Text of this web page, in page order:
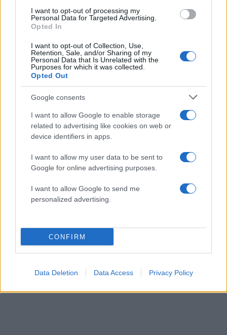
I want to opt-out of processing my
Personal Data for Targeted Advertising.
Opted In
I want to opt-out of Collection, Use,
Retention, Sale, and/or Sharing of my
Personal Data that Is Unrelated with the
Purposes for which it was collected.
Opted Out
Google consents
I want to allow Google to enable storage
related to advertising like cookies on web or
device identifiers in apps.
I want to allow my user data to be sent to
Google for online advertising purposes.
I want to allow Google to send me
personalized advertising.
CONFIRM
Data Deletion Data Access Privacy Policy
08.08.2026
Λίλα Μπακλέση: Η πρώτη φωτογραφία μέσα
08.08.2026